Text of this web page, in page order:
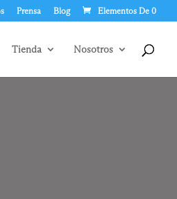
Prensa Blog Elementos De 0
Tienda Nosotros